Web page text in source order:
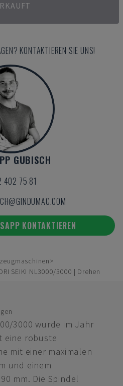
KONTAKTIEREN SIE UNS!
GUBISCH
402 75 81
KONTAKTIEREN
SEIKI NL3000/3000 | Drehen
3000 wurde im Jahr
eine robuste
mit einer maximalen
und einem
mm. Die Spindel